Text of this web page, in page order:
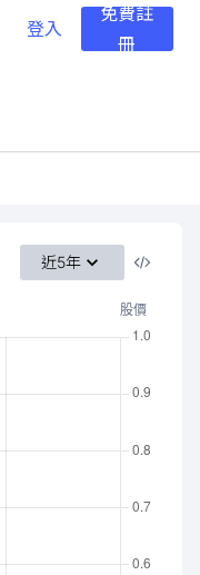
登入
免費註
冊
近5年